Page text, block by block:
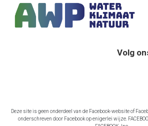
Volg
Deze site is geen onderdeel van de Facebook-website of
onderschreven door Facebook op enigerlei wijze.